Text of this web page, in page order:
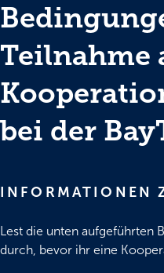
Teilnahme
bei der
INFORMATIONEN
Lest die unten aufgeführten
durch, bevor ihr eine